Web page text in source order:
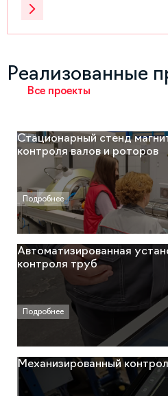
Реализованные
Все проекты
Стационарный стенд
контроля валов и роторов
Подробнее
Автоматизированная
контроля труб
Подробнее
Механизированный